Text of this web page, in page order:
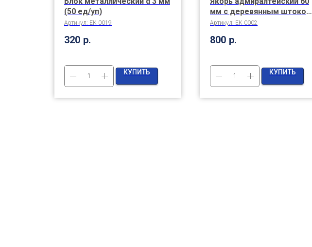
(50 ед/уп)
Артикул: EK 0019
320 р.
КУПИТЬ
мм с деревянным штоком
(уп. 2 шт)
Артикул: EK 0002
800 р.
КУПИТЬ